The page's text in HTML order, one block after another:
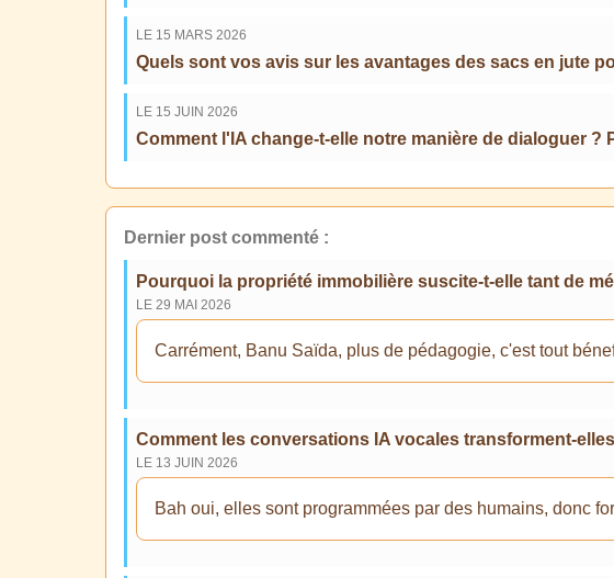
LE 15 MARS 2026
Quels sont vos avis sur les avantages des sacs en jute
LE 15 JUIN 2026
Comment l'IA change-t-elle notre manière de dialoguer ?
Dernier post commenté :
Pourquoi la propriété immobilière suscite-t-elle tant de
LE 29 MAI 2026
Carrément, Banu Saïda, plus de pédagogie, c'est tout
Comment les conversations IA vocales transforment-
LE 13 JUIN 2026
Bah oui, elles sont programmées par des humains, donc